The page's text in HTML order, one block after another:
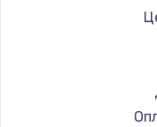
Ремонт
Ремонт